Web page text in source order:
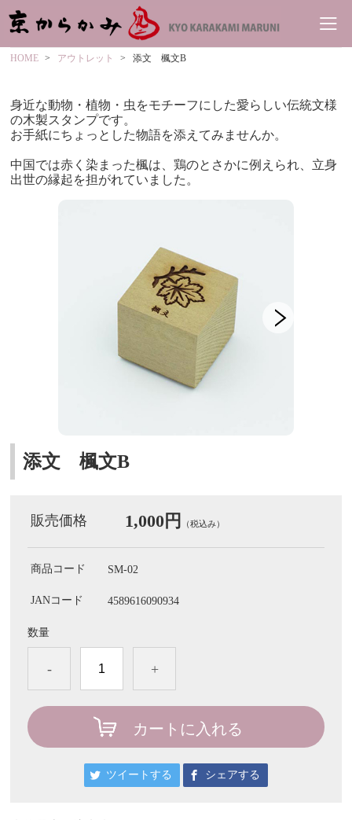
HOME アウトレット 添文 楓文B
身近な動物・植物・虫をモチーフにした愛らしい伝統文様
の木製スタンプです。
お手紙にちょっとした物語を添えてみませんか。
中国では赤く染まった楓は、鶏のとさかに例えられ、立身
出世の縁起を担がれていました。
添文 楓文B
販売価格 1,000円 （税込み）
商品コード SM-02
JANコード 4589616090934
数量
- +
カートに入れる
ツイートする シェアする